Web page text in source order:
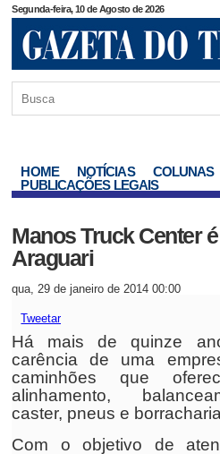
Segunda-feira, 10 de Agosto de 2026
HOME NOTÍCIAS COLUNAS
PUBLICAÇÕES LEGAIS
Manos Truck Center
Araguari
qua, 29 de janeiro de 2014 00:00
Tweetar
Há mais de quinze
carência de uma
caminhões que
alinhamento,
caster, pneus e
Com o objetivo de